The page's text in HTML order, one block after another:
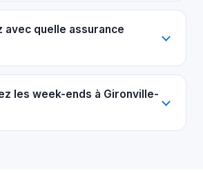
avec quelle assurance
les week-ends à Gironville-